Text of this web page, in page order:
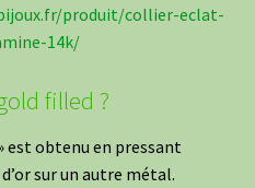
produit/collier-eclat-
14k/
filled ?
est obtenu en pressant
sur un autre métal.